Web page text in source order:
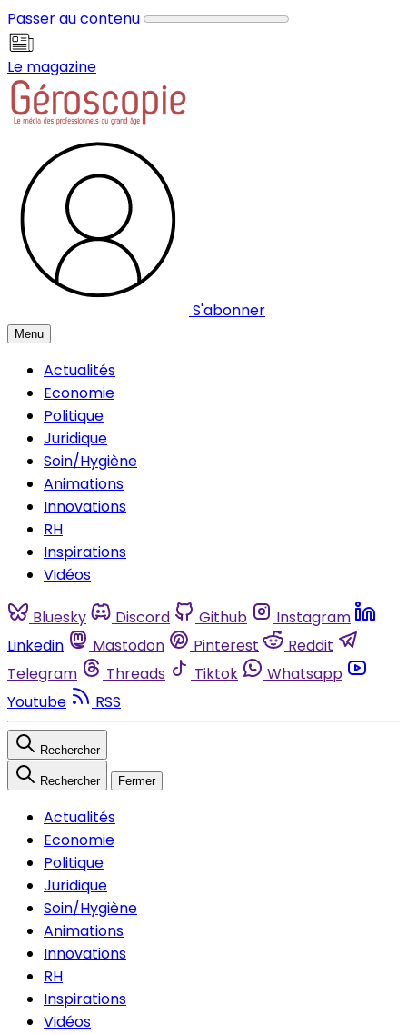
Passer au contenu
Le magazine
S'abonner
Menu
Actualités
Economie
Politique
Juridique
Soin/Hygiène
Animations
Innovations
RH
Inspirations
Vidéos
Bluesky Discord Github
Instagram
Linkedin
Mastodon Pinterest
Reddit
Telegram
Threads Tiktok
Whatsapp
Youtube
RSS
Rechercher
Rechercher Fermer
Actualités
Economie
Politique
Juridique
Soin/Hygiène
Animations
Innovations
RH
Inspirations
Vidéos
Panneau de gestion des cookies